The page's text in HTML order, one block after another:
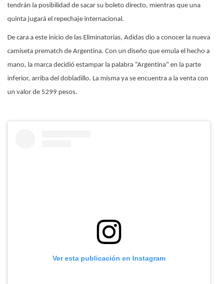
tendrán la posibilidad de sacar su boleto directo, mientras que una
quinta jugará el repechaje internacional.
De cara a este inicio de las Eliminatorias, Adidas dio a conocer la nueva
camiseta prematch de Argentina. Con un diseño que emula el hecho a
mano, la marca decidió estampar la palabra “Argentina” en la parte
inferior, arriba del dobladillo. La misma ya se encuentra a la venta con
un valor de 5299 pesos.
Ver esta publicación en Instagram